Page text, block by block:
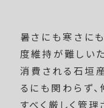
暑さにも寒さに
度維持が難しい
消費される石垣
るにも関わらず
すべく厳しく管